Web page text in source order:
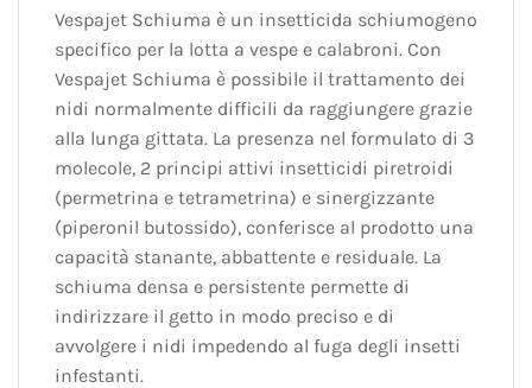
Vespajet Schiuma è un insetticida schiumogeno
specifico per la lotta a vespe e calabroni. Con
Vespajet Schiuma è possibile il trattamento dei
nidi normalmente difficili da raggiungere grazie
alla lunga gittata. La presenza nel formulato di 3
molecole, 2 principi attivi insetticidi piretroidi
(permetrina e tetrametrina) e sinergizzante
(piperonil butossido), conferisce al prodotto una
capacità stanante, abbattente e residuale. La
schiuma densa e persistente permette di
indirizzare il getto in modo preciso e di
avvolgere i nidi impedendo al fuga degli insetti
infestanti.